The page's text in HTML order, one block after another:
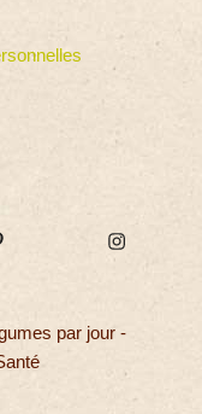
par jour -